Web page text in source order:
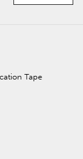
Tape